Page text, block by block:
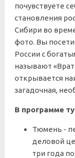
почувствуете
становления
Сибири во
фото. Вы
России с
называют
открывается
загадочная,
В программе
Тюмень -
деловой
три года